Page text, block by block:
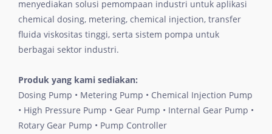
menyediakan solusi pemompaan industri untuk aplikasi
chemical dosing, metering, chemical injection, transfer
fluida viskositas tinggi, serta sistem pompa untuk
berbagai sektor industri.
Produk yang kami sediakan:
Dosing Pump • Metering Pump • Chemical Injection Pump
• High Pressure Pump • Gear Pump • Internal Gear Pump •
Rotary Gear Pump • Pump Controller